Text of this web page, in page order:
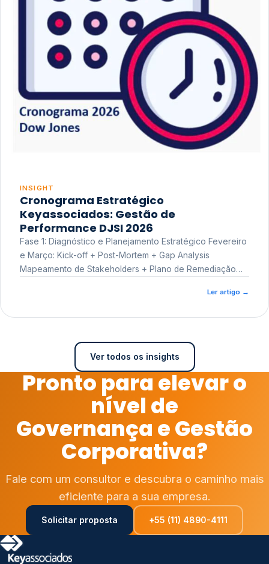
INSIGHT
Cronograma Estratégico
Keyassociados: Gestão de
Performance DJSI 2026
Fase 1: Diagnóstico e Planejamento Estratégico Fevereiro
e Março: Kick-off + Post-Mortem + Gap Analysis
Mapeamento de Stakeholders + Plano de Remediação
Ler artigo →
Ver todos os insights
Pronto para elevar o
nível de
Governança e Gestão
Corporativa?
Fale com um consultor e descubra o caminho mais
eficiente para a sua empresa.
Solicitar proposta +55 (11) 4890-4111